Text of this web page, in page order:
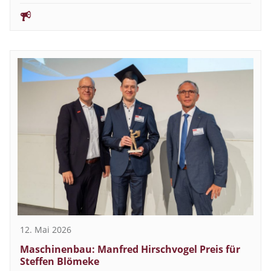
12. Mai 2026
Maschinenbau: Manfred Hirschvogel Preis für
Steffen Blömeke